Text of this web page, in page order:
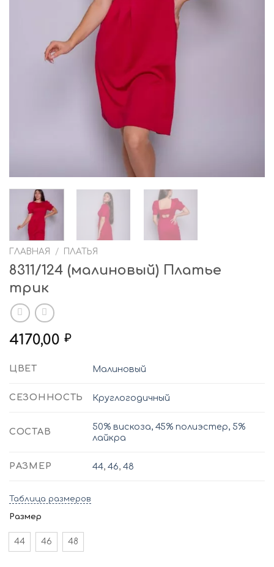
ГЛАВНАЯ / ПЛАТЬЯ
8311/124 (малиновый) Платье
трик
4170,00 ₽
ЦВЕТ Малиновый
СЕЗОННОСТЬ Круглогодичный
СОСТАВ
50% вискоза, 45% полиэстер, 5%
лайкра
РАЗМЕР 44,46,48
Таблица размеров
Размер
44 46 48